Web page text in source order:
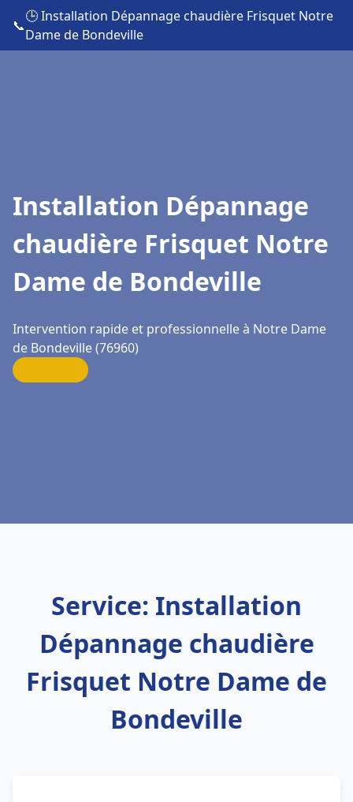
📞
🕒 Installation Dépannage chaudière Frisquet Notre
Dame de Bondeville
Installation Dépannage
chaudière Frisquet Notre
Dame de Bondeville
Intervention rapide et professionnelle à Notre Dame
de Bondeville (76960)
Service: Installation
Dépannage chaudière
Frisquet Notre Dame de
Bondeville